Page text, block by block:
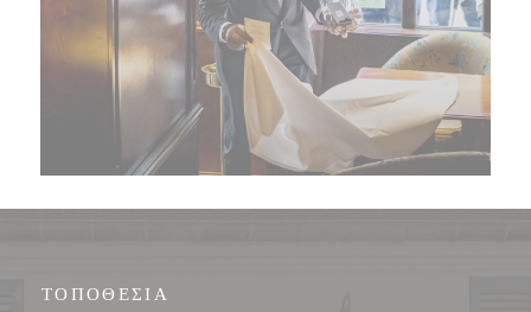
ΤΟΠΟΘΕΣΊΑ